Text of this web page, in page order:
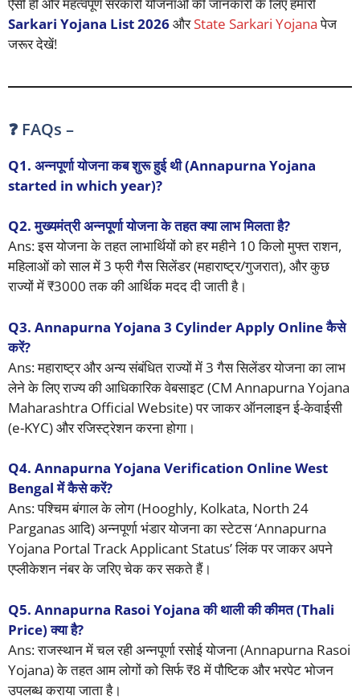
Sarkari Yojana List 2026औरState Sarkari Yojanaपेज
जरूर देखें!
❓ FAQs –
Q1. अन्नपूर्णा योजना कब शुरू हुई थी (Annapurna Yojana
started in which year)?
Q2. मुख्यमंत्री अन्नपूर्णा योजना के तहत क्या लाभ मिलता है?
Ans: इस योजना के तहत लाभार्थियों को हर महीने 10 किलो मुफ्त राशन,
महिलाओं को साल में 3 फ्री गैस सिलेंडर (महाराष्ट्र/गुजरात), और कुछ
राज्यों में ₹3000 तक की आर्थिक मदद दी जाती है।
Q3. Annapurna Yojana 3 Cylinder Apply Online कैसे
करें?
Ans: महाराष्ट्र और अन्य संबंधित राज्यों में 3 गैस सिलेंडर योजना का लाभ
लेने के लिए राज्य की आधिकारिक वेबसाइट (CM Annapurna Yojana
Maharashtra Official Website) पर जाकर ऑनलाइन ई-केवाईसी
(e-KYC) और रजिस्ट्रेशन करना होगा।
Q4. Annapurna Yojana Verification Online West
Bengal में कैसे करें?
Ans: पश्चिम बंगाल के लोग (Hooghly, Kolkata, North 24
Parganas आदि) अन्नपूर्णा भंडार योजना का स्टेटस ‘Annapurna
Yojana Portal Track Applicant Status’ लिंक पर जाकर अपने
एप्लीकेशन नंबर के जरिए चेक कर सकते हैं।
Q5. Annapurna Rasoi Yojana की थाली की कीमत (Thali
Price) क्या है?
Ans: राजस्थान में चल रही अन्नपूर्णा रसोई योजना (Annapurna Rasoi
Yojana) के तहत आम लोगों को सिर्फ ₹8 में पौष्टिक और भरपेट भोजन
उपलब्ध कराया जाता है।